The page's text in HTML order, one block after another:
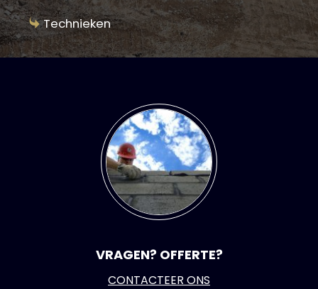
Technieken
VRAGEN? OFFERTE?
CONTACTEER ONS